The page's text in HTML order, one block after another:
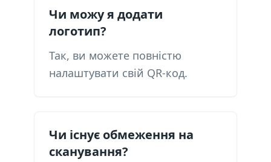
Чи можу я додати
логотип?
Так, ви можете повністю
налаштувати свій QR-код.
Чи існує обмеження на
сканування?